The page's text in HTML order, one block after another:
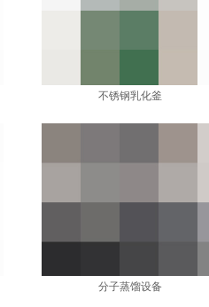
不锈钢乳化釜
分子蒸馏设备